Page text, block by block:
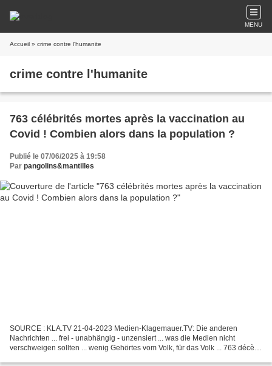
MENU
Accueil » crime contre l'humanite
crime contre l'humanite
763 célébrités mortes après la vaccination au
Covid ! Combien alors dans la population ?
Publié le 07/06/2025 à 19:58
Par pangolins&mantilles
SOURCE : KLA.TV 21-04-2023 Medien-Klagemauer.TV: Die anderen
Nachrichten ... frei - unabhängig - unzensiert ... was die Medien nicht
verschweigen sollten ... wenig Gehörtes vom Volk, für das Volk ... 763 décès